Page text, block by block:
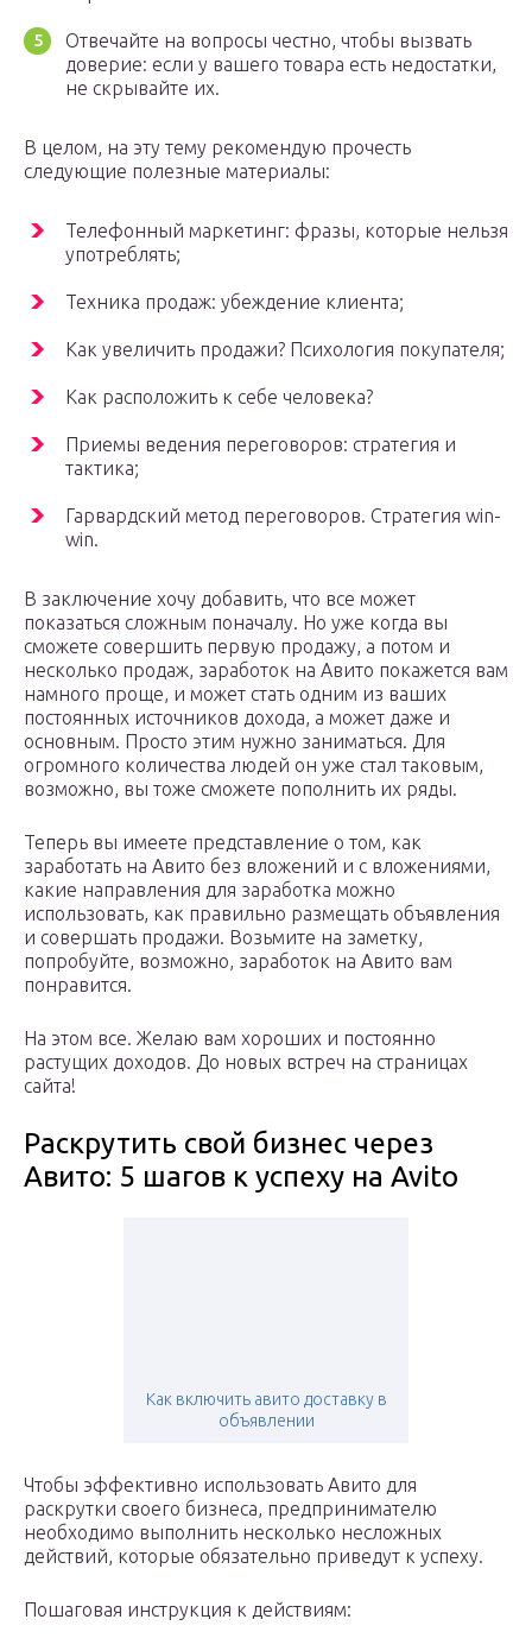
Отвечайте на вопросы честно, чтобы вызвать
доверие: если у вашего товара есть недостатки,
не скрывайте их.
В целом, на эту тему рекомендую прочесть
следующие полезные материалы:
Телефонный маркетинг: фразы, которые нельзя
употреблять;
Техника продаж: убеждение клиента;
Как увеличить продажи? Психология покупателя;
Как расположить к себе человека?
Приемы ведения переговоров: стратегия и
тактика;
Гарвардский метод переговоров. Стратегия win-
win.
В заключение хочу добавить, что все может
показаться сложным поначалу. Но уже когда вы
сможете совершить первую продажу, а потом и
несколько продаж, заработок на Авито покажется вам
намного проще, и может стать одним из ваших
постоянных источников дохода, а может даже и
основным. Просто этим нужно заниматься. Для
огромного количества людей он уже стал таковым,
возможно, вы тоже сможете пополнить их ряды.
Теперь вы имеете представление о том, как
заработать на Авито без вложений и с вложениями,
какие направления для заработка можно
использовать, как правильно размещать объявления
и совершать продажи. Возьмите на заметку,
попробуйте, возможно, заработок на Авито вам
понравится.
На этом все. Желаю вам хороших и постоянно
растущих доходов. До новых встреч на страницах
сайта!
Раскрутить свой бизнес через
Авито: 5 шагов к успеху на Avito
Как включить авито доставку в
объявлении
Чтобы эффективно использовать Авито для
раскрутки своего бизнеса, предпринимателю
необходимо выполнить несколько несложных
действий, которые обязательно приведут к успеху.
Пошаговая инструкция к действиям: